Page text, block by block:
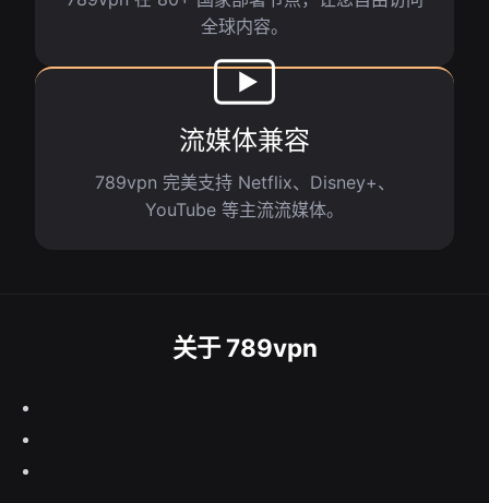
全球内容。
流媒体兼容
789vpn 完美支持 Netflix、Disney+、
YouTube 等主流流媒体。
关于 789vpn